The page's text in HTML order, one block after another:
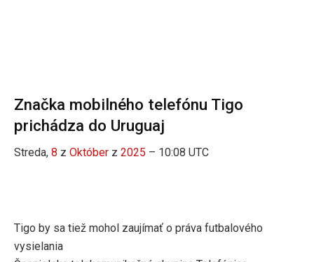
Značka mobilného telefónu Tigo
prichádza do Uruguaj
Streda, 8 z Október z 2025 – 10:08 UTC
Tigo by sa tiež mohol zaujímať o práva futbalového
vysielania